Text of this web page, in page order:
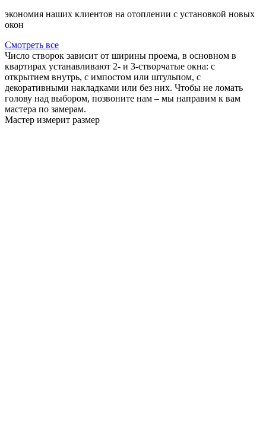
экономия наших клиентов на отоплении с установкой новых
окон
Смотреть все
Число створок зависит от ширины проема, в основном в
квартирах устанавливают 2- и 3-створчатые окна: с
открытием внутрь, с импостом или штульпом, с
декоративными накладками или без них. Чтобы не ломать
голову над выбором, позвоните нам – мы направим к вам
мастера по замерам.
Мастер измерит размер